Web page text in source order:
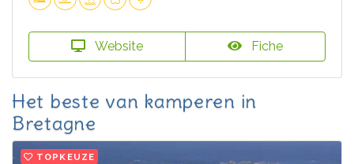
Website Fiche
Het beste van kamperen in
Bretagne
TOPKEUZE